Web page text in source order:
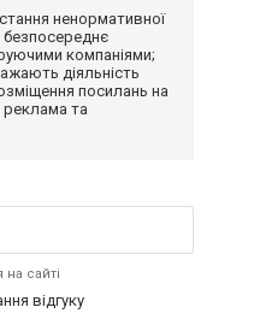
ненормативної
безпосереднє
компаніями;
діяльність
посилань на
реклама та
сайті
відгуку